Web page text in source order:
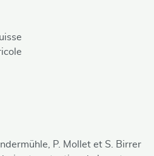
P. Mollet et S. Birrer